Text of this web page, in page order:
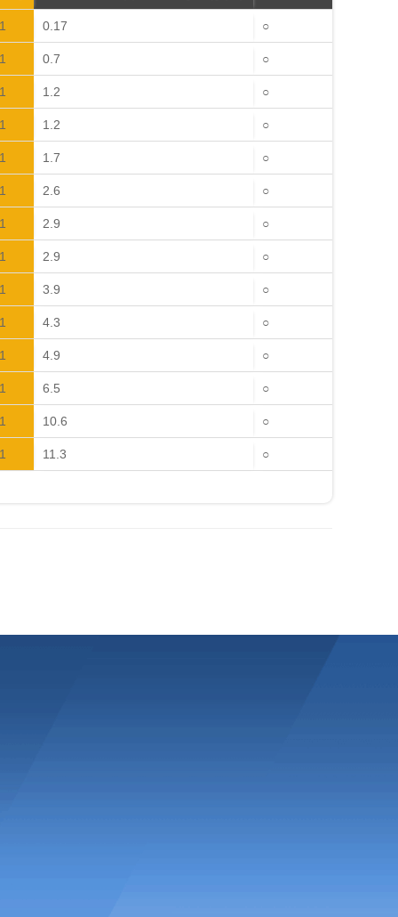
0.17 ○
0.7 ○
1.2 ○
1.2 ○
1.7 ○
2.6 ○
2.9 ○
2.9 ○
3.9 ○
4.3 ○
4.9 ○
6.5 ○
10.6 ○
11.3 ○